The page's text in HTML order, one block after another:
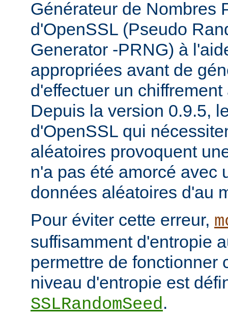
Générateur de Nombres
d'OpenSSL (Pseudo
Generator -PRNG) à
appropriées avant de
d'effectuer un
Depuis la version 0.9.5,
d'OpenSSL qui
aléatoires provoquent
n'a pas été amorcé avec
données aléatoires d'au
Pour éviter cette erreur,
suffisamment d'entropie
permettre de fonctionner
niveau d'entropie est
SSLRandomSeed.